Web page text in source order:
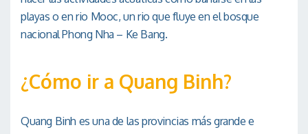
playas o en rio Mooc, un rio que fluye en el bosque
nacional Phong Nha – Ke Bang.
¿Cómo ir a Quang Binh?
Quang Binh es una de las provincias más grande e